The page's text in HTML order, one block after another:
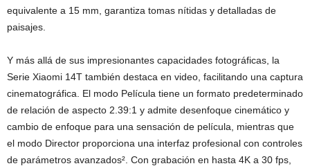
equivalente a 15 mm, garantiza tomas nítidas y detalladas de
paisajes.
Y más allá de sus impresionantes capacidades fotográficas, la
Serie Xiaomi 14T también destaca en video, facilitando una captura
cinematográfica. El modo Película tiene un formato predeterminado
de relación de aspecto 2.39:1 y admite desenfoque cinemático y
cambio de enfoque para una sensación de película, mientras que
el modo Director proporciona una interfaz profesional con controles
de parámetros avanzados². Con grabación en hasta 4K a 30 fps,